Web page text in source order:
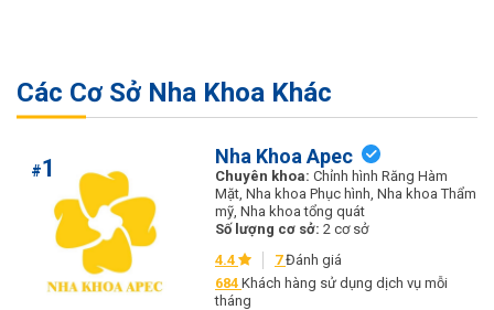
Các Cơ Sở Nha Khoa Khác
#1 Nha Khoa Apec
Chuyên khoa: Chỉnh hình Răng Hàm
Mặt, Nha khoa Phục hình, Nha khoa Thẩm
mỹ, Nha khoa tổng quát
Số lượng cơ sở: 2 cơ sở
4.4
7Đánh giá
684 Khách hàng sử dụng dịch vụ mỗi
tháng